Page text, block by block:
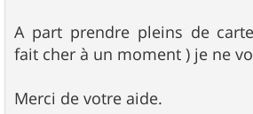
A part prendre pleins de
fait cher à un moment ) je ne
Merci de votre aide.